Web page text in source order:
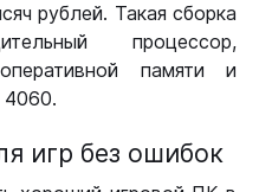
рублей. Такая сборка
процессор,
памяти и
4060.
игр без ошибок